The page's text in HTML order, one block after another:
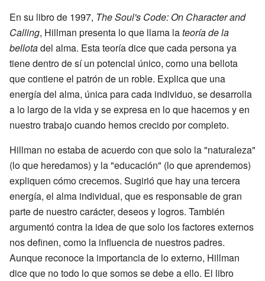
En su libro de 1997, The Soul's Code: On Character and
Calling, Hillman presenta lo que llama lateoría de la
bellotadel alma. Esta teoría dice que cada persona ya
tiene dentro de sí un potencial único, como una bellota
que contiene el patrón de un roble. Explica que una
energía del alma, única para cada individuo, se desarrolla
a lo largo de la vida y se expresa en lo que hacemos y en
nuestro trabajo cuando hemos crecido por completo.
Hillman no estaba de acuerdo con que solo la "naturaleza"
(lo que heredamos) y la "educación" (lo que aprendemos)
expliquen cómo crecemos. Sugirió que hay una tercera
energía, el alma individual, que es responsable de gran
parte de nuestro carácter, deseos y logros. También
argumentó contra la idea de que solo los factores externos
nos definen, como la influencia de nuestros padres.
Aunque reconoce la importancia de lo externo, Hillman
dice que no todo lo que somos se debe a ello. El libro